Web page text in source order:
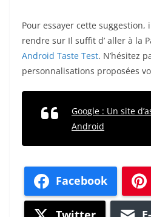
Pour essayer cette suggestion,
rendre sur Il suffit d’ aller à la
Android Taste Test. N’hésitez
personnalisations proposées
Google : Un site
Android
Facebook